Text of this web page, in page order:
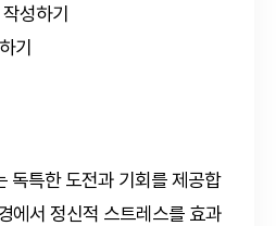
성하기
기
독특한 도전과 기회를 제공합
에서 정신적 스트레스를 효과